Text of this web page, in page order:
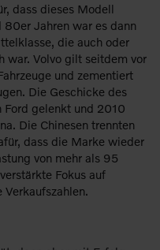
dass dieses Modell
Jahren war es dann
die auch oder
war. Volvo gilt seitdem vor
und zementiert
Die Geschicke des
Ford gelenkt und 2010
Die Chinesen trennten
dass die Marke wieder
von mehr als 95
Fokus auf